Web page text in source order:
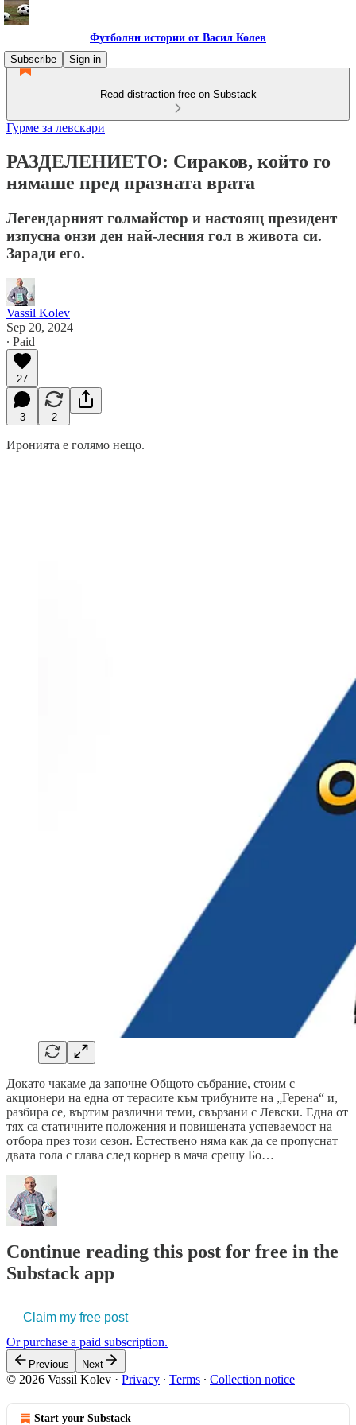
Футболни истории от Васил Колев
Subscribe
Sign in
Read distraction-free on Substack
Гурме за левскари
РАЗДЕЛЕНИЕТО: Сираков, който го
нямаше пред празната врата
Легендарният голмайстор и настоящ президент
изпусна онзи ден най-лесния гол в живота си.
Заради его.
Vassil Kolev
Sep 20, 2024
∙ Paid
27
3 2
Иронията е голямо нещо.
Докато чакаме да започне Общото събрание, стоим с
акционери на една от терасите към трибуните на „Герена“ и,
разбира се, въртим различни теми, свързани с Левски. Една от
тях са статичните положения и повишената успеваемост на
отбора през този сезон. Естествено няма как да се пропуснат
двата гола с глава след корнер в мача срещу Бо…
Continue reading this post for free in the
Substack app
Claim my free post
Or purchase a paid subscription.
Previous Next
© 2026 Vassil Kolev · Privacy ∙ Terms ∙ Collection notice
Start your Substack